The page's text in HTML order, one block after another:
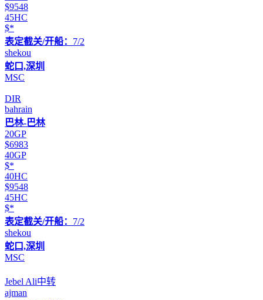
$9548
45HC
$*
表定截关/开船： 7/2
shekou
蛇口,深圳
MSC
DIR
bahrain
巴林-巴林
20GP
$6983
40GP
$*
40HC
$9548
45HC
$*
表定截关/开船： 7/2
shekou
蛇口,深圳
MSC
Jebel Ali中转
ajman